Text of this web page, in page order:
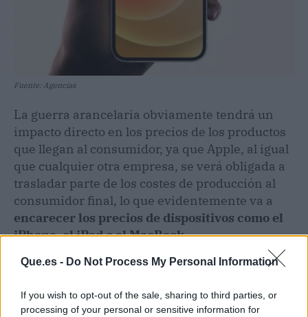
Que.es - Do Not Process My Personal Information
If you wish to opt-out of the sale, sharing to third parties, or
processing of your personal or sensitive information for
Fuente: Agencias
La guerra arancelaria obviamente tendrá un
impacto directo en los precios de los productos
que llegan al consumidor, ya que Apple, al igual
que cualquier otra empresa, se verá obligada a
trasladar parte de los costes de producción al
consumidor final, lo que evidentemente va a
encarecer los precios de dispositivos como el
iPhone, el iPad o el MacBook.